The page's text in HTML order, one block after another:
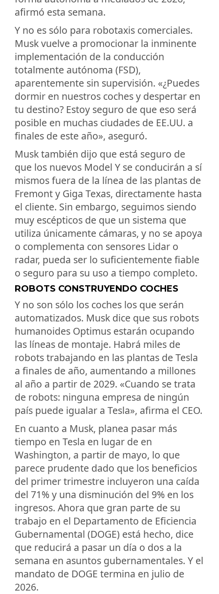
afirmó esta semana.
Y no es sólo para robotaxis comerciales.
Musk vuelve a promocionar la inminente
implementación de la conducción
totalmente autónoma (FSD),
aparentemente sin supervisión. «¿Puedes
dormir en nuestros coches y despertar en
tu destino? Estoy seguro de que eso será
posible en muchas ciudades de EE.UU. a
finales de este año», aseguró.
Musk también dijo que está seguro de
que los nuevos Model Y se conducirán a sí
mismos fuera de la línea de las plantas de
Fremont y Giga Texas, directamente hasta
el cliente. Sin embargo, seguimos siendo
muy escépticos de que un sistema que
utiliza únicamente cámaras, y no se apoya
o complementa con sensores Lidar o
radar, pueda ser lo suficientemente fiable
o seguro para su uso a tiempo completo.
ROBOTS CONSTRUYENDO COCHES
Y no son sólo los coches los que serán
automatizados. Musk dice que sus robots
humanoides Optimus estarán ocupando
las líneas de montaje. Habrá miles de
robots trabajando en las plantas de Tesla
a finales de año, aumentando a millones
al año a partir de 2029. «Cuando se trata
de robots: ninguna empresa de ningún
país puede igualar a Tesla», afirma el CEO.
En cuanto a Musk, planea pasar más
tiempo en Tesla en lugar de en
Washington, a partir de mayo, lo que
parece prudente dado que los beneficios
del primer trimestre incluyeron una caída
del 71% y una disminución del 9% en los
ingresos. Ahora que gran parte de su
trabajo en el Departamento de Eficiencia
Gubernamental (DOGE) está hecho, dice
que reducirá a pasar un día o dos a la
semana en asuntos gubernamentales. Y el
mandato de DOGE termina en julio de
2026.